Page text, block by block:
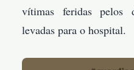
vítimas feridas pelos
levadas para o hospital.